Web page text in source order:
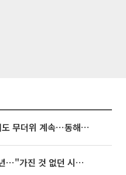
[내일 날씨] 폭염 한풀 꺾여도 무더위 계속⋯동해안 이틀 연속 비
임영웅, 어느덧 데뷔 10주년⋯"가진 것 없던 시절, 내 앞엔 20명의 팬뿐"